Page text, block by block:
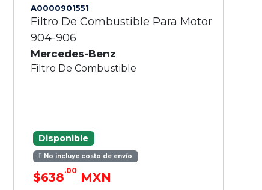
A0000901551
Filtro De Combustible Para Motor
904-906
Mercedes-Benz
Filtro De Combustible
Disponible
No incluye costo de envío
$638.00 MXN